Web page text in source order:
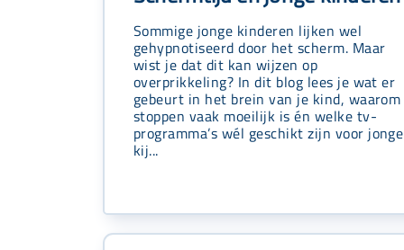
Sommige jonge kinderen lijken wel
gehypnotiseerd door het scherm. Maar
wist je dat dit kan wijzen op
overprikkeling? In dit blog lees je wat er
gebeurt in het brein van je kind, waarom
stoppen vaak moeilijk is én welke tv-
programma’s wél geschikt zijn voor jonge
kij...